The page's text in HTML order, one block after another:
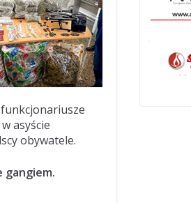
asyście
obywatele.
gangiem.